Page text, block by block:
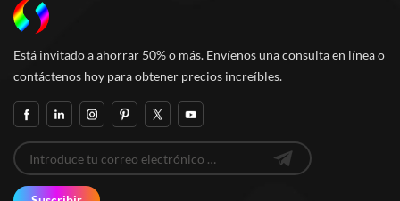
Está invitado a ahorrar 50% o más. Envíenos una consulta en línea o
contáctenos hoy para obtener precios increíbles.